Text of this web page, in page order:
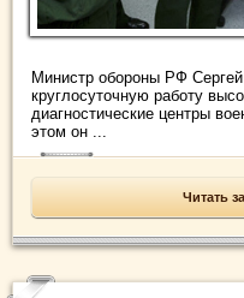
Министр обороны РФ
круглосуточную работу
диагностические центры
этом он ...
Читать